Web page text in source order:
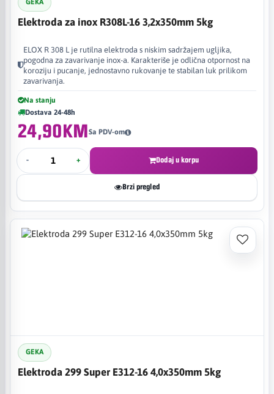
GEKA
Elektroda za inox R308L-16 3,2x350mm 5kg
ELOX R 308 L je rutilna elektroda s niskim sadržajem ugljika,
pogodna za zavarivanje inox-a. Karakteriše je odlična otpornost na
koroziju i pucanje, jednostavno rukovanje te stabilan luk prilikom
zavarivanja.
Na stanju
Dostava 24-48h
24,90KMSa PDV-om
- + Dodaj u korpu
Brzi pregled
GEKA
Elektroda 299 Super E312-16 4,0x350mm 5kg